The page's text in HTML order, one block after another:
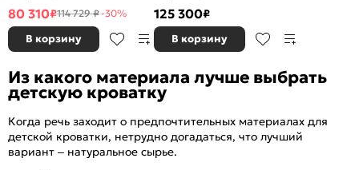
80 310₽114 729 ₽-30%
В корзину
125 300₽
В корзину
Из какого материала лучше выбрать
детскую кроватку
Когда речь заходит о предпочтительных материалах для
детской кроватки, нетрудно догадаться, что лучший
вариант – натуральное сырье.